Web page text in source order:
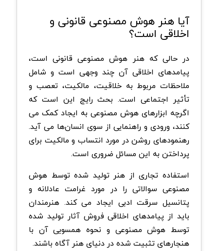
آیا هنر هوش مصنوعی قانونی و
اخلاقی است؟
در حالی که هنر هوش مصنوعی قانونی است،
پیامدهای اخلاقی آن چند وجهی است و شامل
ملاحظات مربوط به خلاقیت، مالکیت، تعصب و
تأثیر اجتماعی است. بحث رایج این است که
اگرچه ابزارهای هوش مصنوعی به ایجاد کمک می
کنند، ورودی و راهنمایی از سوی انسان‌ها می آید.
رهنمودهای روشن در مورد انتساب و مالکیت برای
پرداختن به این مسائل ضروری است.
استفاده تجاری از هنر تولید شده توسط هوش
مصنوعی سوالاتی را در مورد غرامت عادلانه و
پتانسیل سرقت ادبی ایجاد می کند. هنرمندان
باید از پیامدهای اخلاقی فروش آثار تولید شده
توسط هوش مصنوعی و نحوه همسویی آن با
هنجارهای تثبیت شده در دنیای هنر آگاه باشند.